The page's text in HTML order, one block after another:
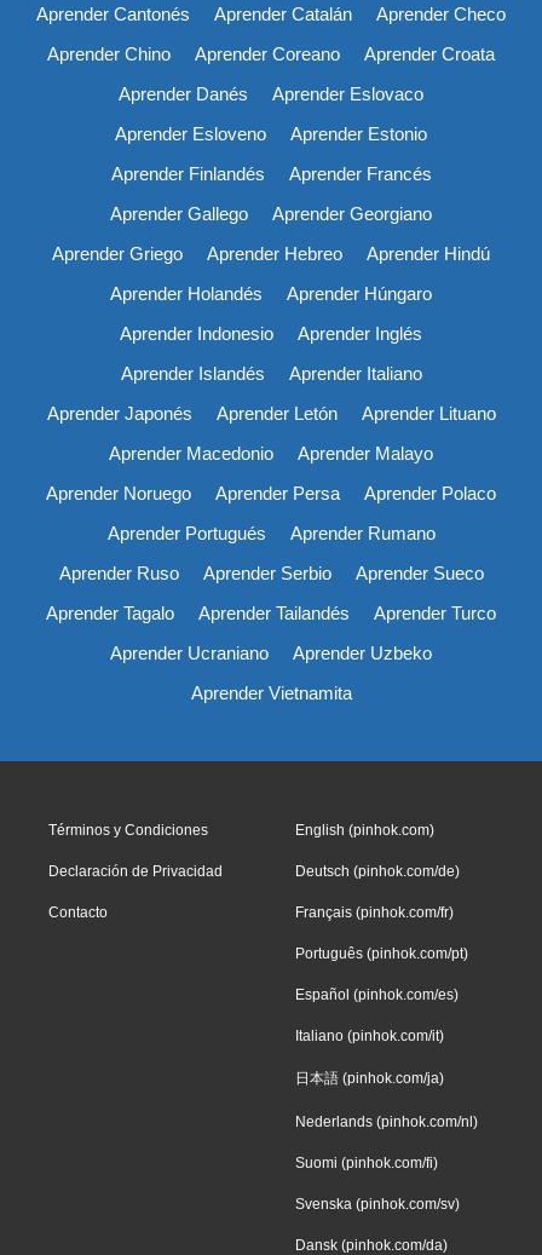
Aprender Cantonés
Aprender Catalán
Aprender Checo
Aprender Chino
Aprender Coreano
Aprender Croata
Aprender Danés
Aprender Eslovaco
Aprender Esloveno
Aprender Estonio
Aprender Finlandés
Aprender Francés
Aprender Gallego
Aprender Georgiano
Aprender Griego
Aprender Hebreo
Aprender Hindú
Aprender Holandés
Aprender Húngaro
Aprender Indonesio
Aprender Inglés
Aprender Islandés
Aprender Italiano
Aprender Japonés
Aprender Letón
Aprender Lituano
Aprender Macedonio
Aprender Malayo
Aprender Noruego
Aprender Persa
Aprender Polaco
Aprender Portugués
Aprender Rumano
Aprender Ruso
Aprender Serbio
Aprender Sueco
Aprender Tagalo
Aprender Tailandés
Aprender Turco
Aprender Ucraniano
Aprender Uzbeko
Aprender Vietnamita
Términos y Condiciones
Declaración de Privacidad
Contacto
English (pinhok.com)
Deutsch (pinhok.com/de)
Français (pinhok.com/fr)
Português (pinhok.com/pt)
Español (pinhok.com/es)
Italiano (pinhok.com/it)
日本語 (pinhok.com/ja)
Nederlands (pinhok.com/nl)
Suomi (pinhok.com/fi)
Svenska (pinhok.com/sv)
Dansk (pinhok.com/da)